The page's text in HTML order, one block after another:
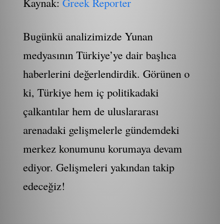
Bugünkü analizimizde Yunan
medyasının Türkiye’ye dair başlıca
haberlerini değerlendirdik. Görünen o
ki, Türkiye hem iç politikadaki
çalkantılar hem de uluslararası
arenadaki gelişmelerle gündemdeki
merkez konumunu korumaya devam
ediyor. Gelişmeleri yakından takip
edeceğiz!